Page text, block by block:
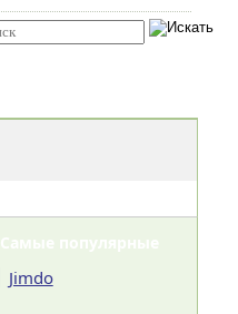
Самые популярные
Jimdo